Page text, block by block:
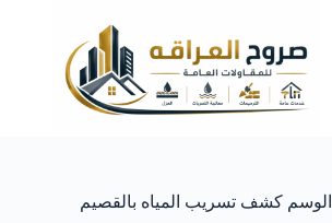
المحتوى
الوسم كشف تسريب المياه بالقصيم